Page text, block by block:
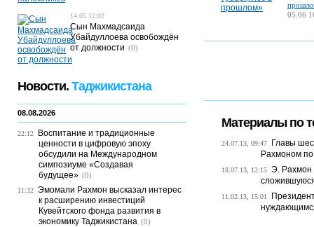
05.06
Материалы по
24.07.13, 09:47
Главы
Рахмоном
18.07.13, 12:15 Э. Рахмон
11.02.13, 15:01
14.05 12:02
Сын Махмадсаида
Убайдуллоева освобождён
от должности (0)
Новости. Таджикистана
08.08.2026
22:12
Воспитание и традиционные
ценности в цифровую эпоху
обсудили на Международном
симпозиуме «Создавая
будущее» (0)
11:32 Эмомали Рахмон высказал интерес
к расширению инвестиций
Кувейтского фонда развития в
экономику Таджикистана (0)